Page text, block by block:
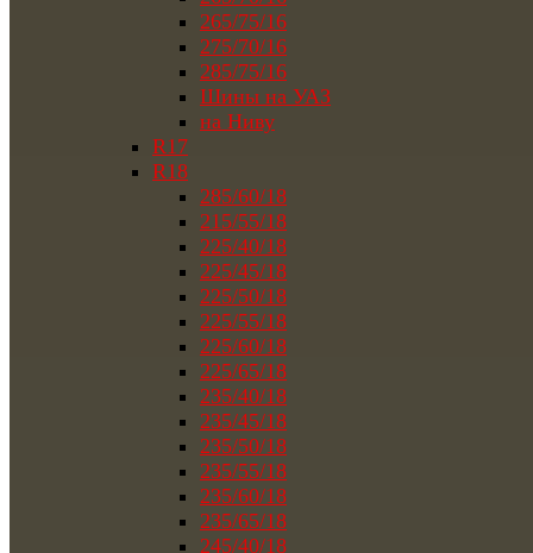
265/75/16
275/70/16
285/75/16
Шины на УАЗ
на Ниву
R17
R18
285/60/18
215/55/18
225/40/18
225/45/18
225/50/18
225/55/18
225/60/18
225/65/18
235/40/18
235/45/18
235/50/18
235/55/18
235/60/18
235/65/18
245/40/18